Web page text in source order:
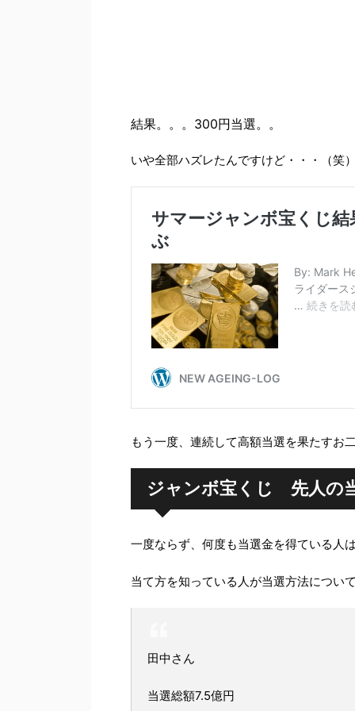
結果。。。300円当選。。
いや全部ハズレたんですけど・・・（笑
もう一度、連続して高額当選を果たすお
ジャンボ宝くじ 先人の
一度ならず、何度も当選金を得ている人
当て方を知っている人が当選方法につい
田中さん
当選総額7.5億円